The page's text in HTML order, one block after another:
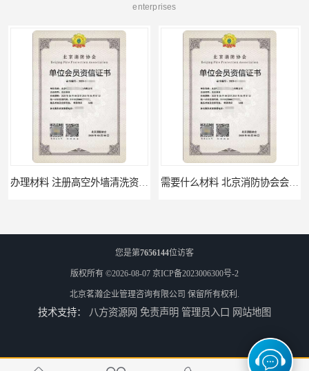
enterprises
材料攻略 注册北京消防协会资质的资料 全国都可以 北京消防协会会员证申请手续
您是第7656144位访客
版权所有 ©2026-08-07 京ICP备2023006300号-2
北京茗瀚企业管理咨询有限公司 保留所有权利.
技术支持： 八方资源网 免责声明 管理员入口 网站地图